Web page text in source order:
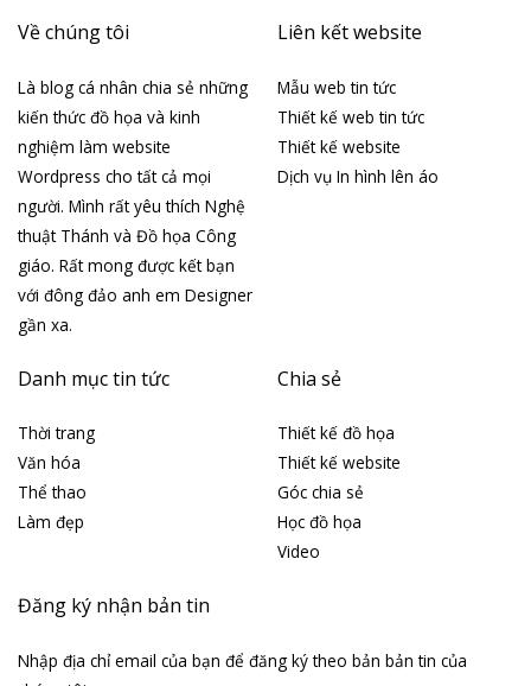
Về chúng tôi
Là blog cá nhân chia sẻ những
kiến thức đồ họa và kinh
nghiệm làm website
Wordpress cho tất cả mọi
người. Mình rất yêu thích Nghệ
thuật Thánh và Đồ họa Công
giáo. Rất mong được kết bạn
với đông đảo anh em Designer
gần xa.
Liên kết website
Mẫu web tin tức
Thiết kế web tin tức
Thiết kế website
Dịch vụ In hình lên áo
Danh mục tin tức
Thời trang
Văn hóa
Thể thao
Làm đẹp
Chia sẻ
Thiết kế đồ họa
Thiết kế website
Góc chia sẻ
Học đồ họa
Video
Đăng ký nhận bản tin
Nhập địa chỉ email của bạn để đăng ký theo bản bản tin của